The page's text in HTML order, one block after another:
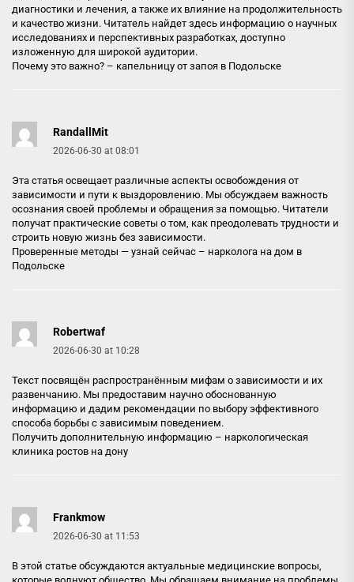
диагностики и лечения, а также их влияние на продолжительность
и качество жизни. Читатель найдет здесь информацию о научных
исследованиях и перспективных разработках, доступно
изложенную для широкой аудитории.
Почему это важно? – капельницу от запоя в Подольске
RandallMit
2026-06-30 at 08:01
Эта статья освещает различные аспекты освобождения от
зависимости и пути к выздоровлению. Мы обсуждаем важность
осознания своей проблемы и обращения за помощью. Читатели
получат практические советы о том, как преодолевать трудности и
строить новую жизнь без зависимости.
Проверенные методы — узнай сейчас – нарколога на дом в
Подольске
Robertwaf
2026-06-30 at 10:28
Текст посвящён распространённым мифам о зависимости и их
развенчанию. Мы предоставим научно обоснованную
информацию и дадим рекомендации по выбору эффективного
способа борьбы с зависимым поведением.
Получить дополнительную информацию – наркологическая
клиника ростов на дону
Frankmow
2026-06-30 at 11:53
В этой статье обсуждаются актуальные медицинские вопросы,